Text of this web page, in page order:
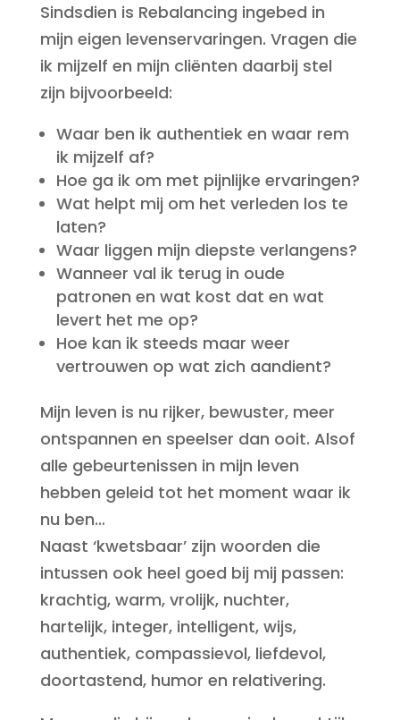
Sindsdien is Rebalancing ingebed in
mijn eigen levenservaringen. Vragen die
ik mijzelf en mijn cliënten daarbij stel
zijn bijvoorbeeld:
Waar ben ik authentiek en waar rem
ik mijzelf af?
Hoe ga ik om met pijnlijke ervaringen?
Wat helpt mij om het verleden los te
laten?
Waar liggen mijn diepste verlangens?
Wanneer val ik terug in oude
patronen en wat kost dat en wat
levert het me op?
Hoe kan ik steeds maar weer
vertrouwen op wat zich aandient?
Mijn leven is nu rijker, bewuster, meer
ontspannen en speelser dan ooit. Alsof
alle gebeurtenissen in mijn leven
hebben geleid tot het moment waar ik
nu ben…
Naast ‘kwetsbaar’ zijn woorden die
intussen ook heel goed bij mij passen:
krachtig, warm, vrolijk, nuchter,
hartelijk, integer, intelligent, wijs,
authentiek, compassievol, liefdevol,
doortastend, humor en relativering.